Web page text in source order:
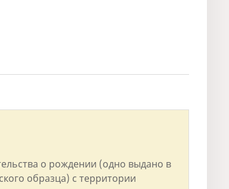
о рождении (одно выдано в
образца) с территории